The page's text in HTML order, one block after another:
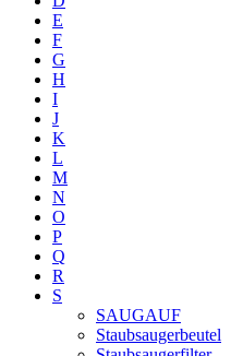
E
F
G
H
I
J
K
L
M
N
O
P
Q
R
S
SAUGAUF
Staubsaugerbeutel